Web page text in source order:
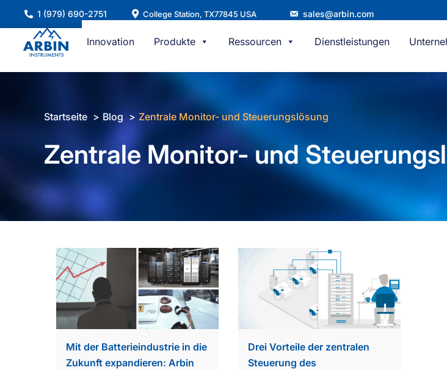
springen
1 (979) 690-2751 College Station, TX77845 USA sales@arbin.com
Innovation Produkte Ressourcen Dienstleistungen
Startseite Blog Zentrale Monitor- und Steuerungslösung
Zentrale Monitor- und
Mit der Batterieindustrie in die
Zukunft expandieren: Arbin
Drei Vorteile der zentralen
Steuerung des